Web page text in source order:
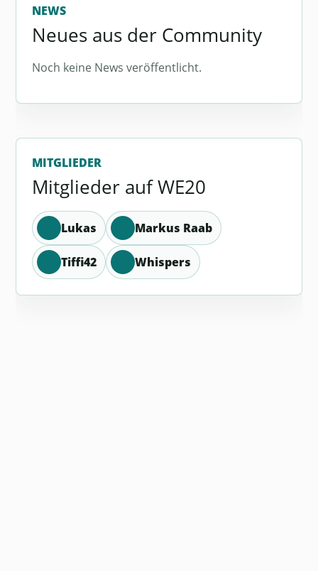
NEWS
Neues aus der Community
Noch keine News veröffentlicht.
MITGLIEDER
Mitglieder auf WE20
Lukas Markus Raab
Tiffi42 Whispers